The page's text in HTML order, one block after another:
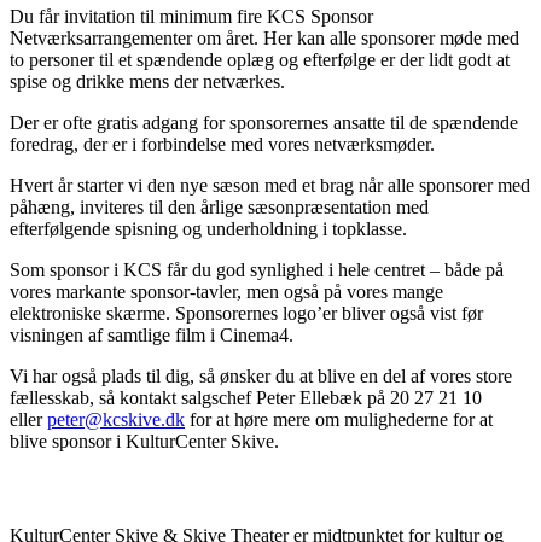
Du får invitation til minimum fire KCS Sponsor
Netværksarrangementer om året. Her kan alle sponsorer møde med
to personer til et spændende oplæg og efterfølge er der lidt godt at
spise og drikke mens der netværkes.
Der er ofte gratis adgang for sponsorernes ansatte til de spændende
foredrag, der er i forbindelse med vores netværksmøder.
Hvert år starter vi den nye sæson med et brag når alle sponsorer med
påhæng, inviteres til den årlige sæsonpræsentation med
efterfølgende spisning og underholdning i topklasse.
Som sponsor i KCS får du god synlighed i hele centret – både på
vores markante sponsor-tavler, men også på vores mange
elektroniske skærme. Sponsorernes logo’er bliver også vist før
visningen af samtlige film i Cinema4.
Vi har også plads til dig, så ønsker du at blive en del af vores store
fællesskab, så kontakt salgschef Peter Ellebæk på 20 27 21 10
ellerpeter@kcskive.dk for at høre mere om mulighederne for at
blive sponsor i KulturCenter Skive.
KulturCenter Skive & Skive Theater er midtpunktet for kultur og